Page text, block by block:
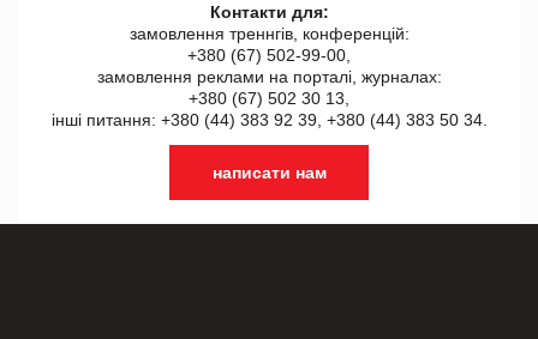
Контакти для:
замовлення треннгів, конференцій:
+380 (67) 502-99-00,
замовлення реклами на порталі, журналах:
+380 (67) 502 30 13,
інші питання: +380 (44) 383 92 39, +380 (44) 383 50 34.
написати нам